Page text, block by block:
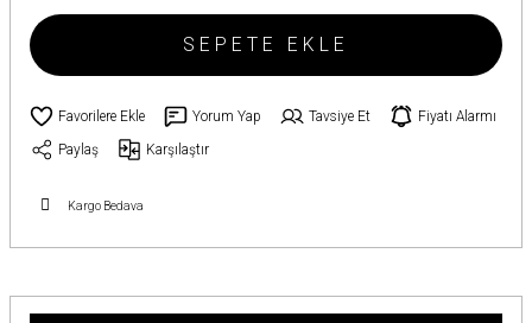
SEPETE EKLE
Yorum Yap Tavsiye Et
Fiyatı Alarmı
Paylaş
Karşılaştır
Kargo Bedava